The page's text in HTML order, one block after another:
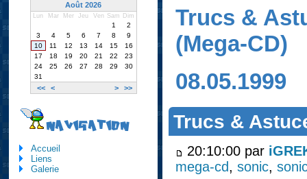
Trucs &
(Mega-CD)
08.05.1999
Trucs &
20:10:00 par
mega-cd,sonic,
Août 2026
Lun Mar Mer Jeu Ven Sam Dim
<< < > >>
1
2
3
4 5 6 7 8
9
10
11 12 13 14 15
16
17
18 19 20 21 22
23
24
25 26 27 28 29
30
31
NAVIGATION
Accueil
Liens
Galerie